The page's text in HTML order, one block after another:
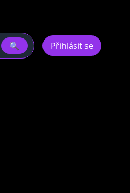
🔍 Přihlásit se